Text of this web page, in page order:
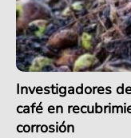
Investigadores
café en
corrosión